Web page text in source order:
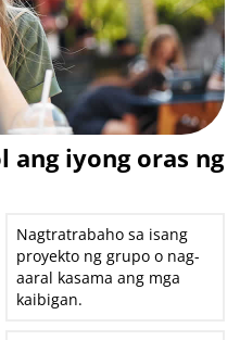
ang iyong oras ng
Nagtratrabaho sa isang
proyekto ng grupo o nag-
aaral kasama ang mga
kaibigan.